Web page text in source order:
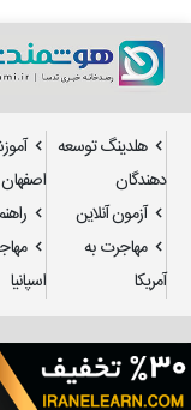
هلدینگ توسعه
دهندگان
اصفهان
آزمون آنلاین
مهاجرت به
آمریکا
اسپانیا